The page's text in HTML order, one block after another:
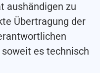
aushändigen zu
Übertragung der
es technisch